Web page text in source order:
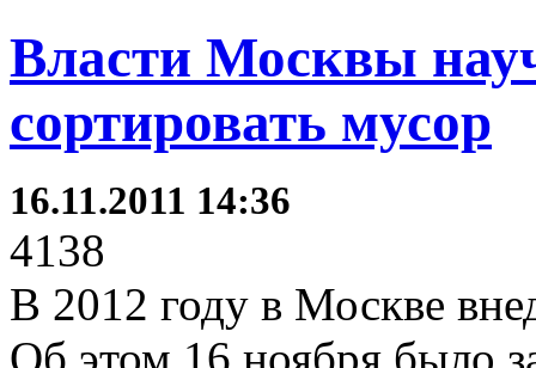
Власти Москвы
сортировать мусор
16.11.2011 14:36
4138
В 2012 году в Москве